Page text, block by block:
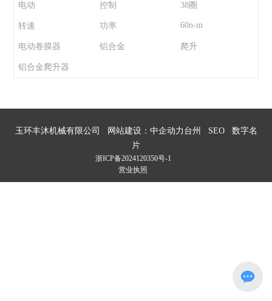
电动 控制 38圈
转速 功率 60n-m
电动卷膜器 铝合金 爬升
铝合金爬升器
玉环丰沐机械有限公司 网站建设：中企动力 台州 SEO
数字名
片
浙ICP备2024120350号-1
营业执照